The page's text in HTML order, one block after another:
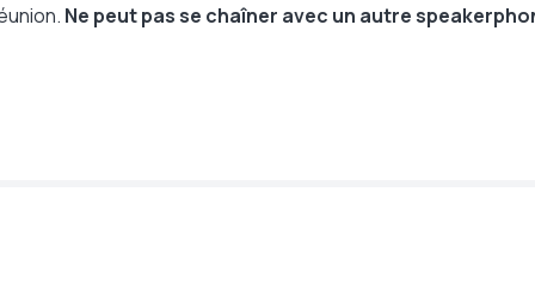
Ne peut pas se chaîner avec un autre